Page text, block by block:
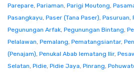
Parepare, Pariaman, Parigi Moutong,
Pasangkayu, Paser (Tana Paser), Pasuruan,
Pegunungan Arfak, Pegunungan Bintang,
Pelalawan, Pemalang, Pematangsiantar,
(Penajam), Penukal Abab lematang Ilir,
Selatan, Pidie, Pidie Jaya, Pinrang,